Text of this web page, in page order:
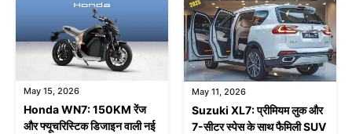
May 15, 2026
Honda WN7: 150KM रेंज
और फ्यूचरिस्टिक डिजाइन वाली नई
May 11, 2026
Suzuki XL7: प्रीमियम लुक और
7-सीटर स्पेस के साथ फैमिली SUV